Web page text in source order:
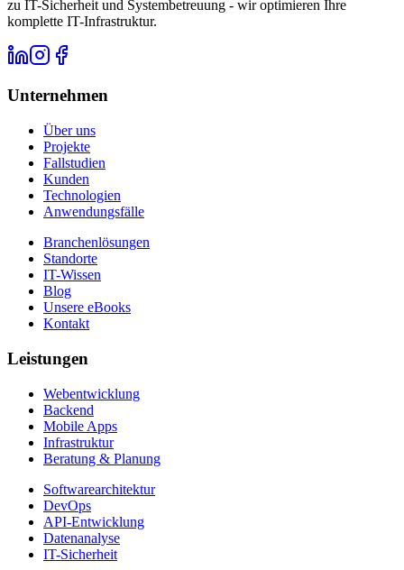
zu IT-Sicherheit und Systembetreuung - wir optimieren Ihre
komplette IT-Infrastruktur.
Unternehmen
Über uns
Projekte
Fallstudien
Kunden
Technologien
Anwendungsfälle
Branchenlösungen
Standorte
IT-Wissen
Blog
Unsere eBooks
Kontakt
Leistungen
Webentwicklung
Backend
Mobile Apps
Infrastruktur
Beratung & Planung
Softwarearchitektur
DevOps
API-Entwicklung
Datenanalyse
IT-Sicherheit